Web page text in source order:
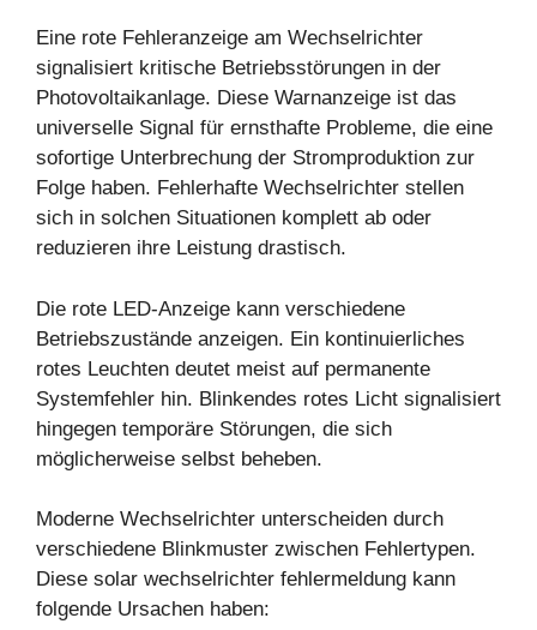
Eine rote Fehleranzeige am Wechselrichter
signalisiert kritische Betriebsstörungen in der
Photovoltaikanlage. Diese Warnanzeige ist das
universelle Signal für ernsthafte Probleme, die eine
sofortige Unterbrechung der Stromproduktion zur
Folge haben. Fehlerhafte Wechselrichter stellen
sich in solchen Situationen komplett ab oder
reduzieren ihre Leistung drastisch.
Die rote LED-Anzeige kann verschiedene
Betriebszustände anzeigen. Ein kontinuierliches
rotes Leuchten deutet meist auf permanente
Systemfehler hin. Blinkendes rotes Licht signalisiert
hingegen temporäre Störungen, die sich
möglicherweise selbst beheben.
Moderne Wechselrichter unterscheiden durch
verschiedene Blinkmuster zwischen Fehlertypen.
Diese solar wechselrichter fehlermeldung kann
folgende Ursachen haben: